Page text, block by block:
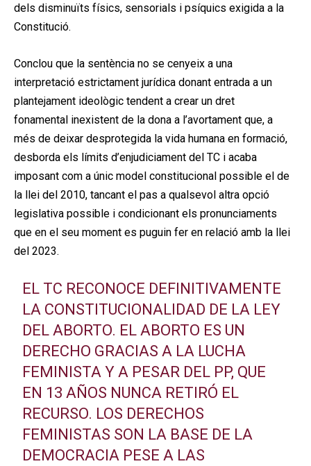
dels disminuïts físics, sensorials i psíquics exigida a la
Constitució.
Conclou que la sentència no se cenyeix a una
interpretació estrictament jurídica donant entrada a un
plantejament ideològic tendent a crear un dret
fonamental inexistent de la dona a l’avortament que, a
més de deixar desprotegida la vida humana en formació,
desborda els límits d’enjudiciament del TC i acaba
imposant com a únic model constitucional possible el de
la llei del 2010, tancant el pas a qualsevol altra opció
legislativa possible i condicionant els pronunciaments
que en el seu moment es puguin fer en relació amb la llei
del 2023.
EL TC RECONOCE DEFINITIVAMENTE
LA CONSTITUCIONALIDAD DE LA LEY
DEL ABORTO. EL ABORTO ES UN
DERECHO GRACIAS A LA LUCHA
FEMINISTA Y A PESAR DEL PP, QUE
EN 13 AÑOS NUNCA RETIRÓ EL
RECURSO. LOS DERECHOS
FEMINISTAS SON LA BASE DE LA
DEMOCRACIA PESE A LAS